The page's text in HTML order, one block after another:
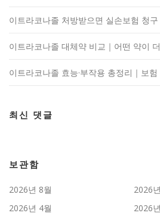
이트라코나졸 처방받으면 실손보험 청
이트라코나졸 대체약 비교｜어떤 약이
이트라코나졸 효능·부작용 총정리｜보
최신 댓글
보관함
2026년 8월
2026
2026년 4월
2026